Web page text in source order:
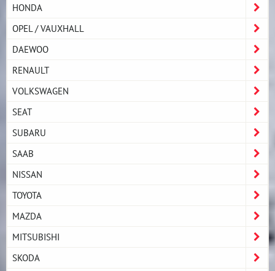
HONDA
OPEL / VAUXHALL
DAEWOO
RENAULT
VOLKSWAGEN
SEAT
SUBARU
SAAB
NISSAN
TOYOTA
MAZDA
MITSUBISHI
SKODA